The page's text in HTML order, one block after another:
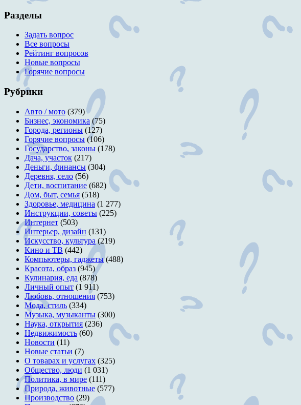
Разделы
Задать вопрос
Все вопросы
Рейтинг вопросов
Новые вопросы
Горячие вопросы
Рубрики
Авто / мото (379)
Бизнес, экономика (75)
Города, регионы (127)
Горячие вопросы (106)
Государство, законы (178)
Дача, участок (217)
Деньги, финансы (304)
Деревня, село (56)
Дети, воспитание (682)
Дом, быт, семья (518)
Здоровье, медицина (1 277)
Инструкции, советы (225)
Интернет (503)
Интерьер, дизайн (131)
Искусство, культура (219)
Кино и ТВ (442)
Компьютеры, гаджеты(488)
Красота, образ (945)
Кулинария, еда (878)
Личный опыт (1 911)
Любовь, отношения (753)
Мода, стиль (334)
Музыка, музыканты (300)
Наука, открытия (236)
Недвижимость (60)
Новости (11)
Новые статьи (7)
О товарах и услугах (325)
Общество, люди (1 031)
Политика, в мире (111)
Природа, животные (577)
Производство (29)